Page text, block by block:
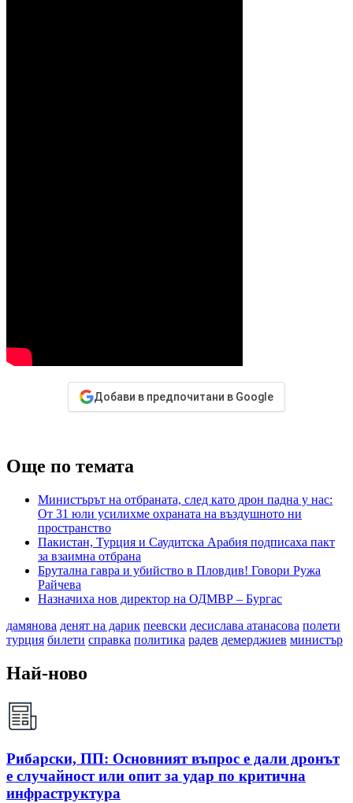
Добави в предпочитани в Google
Още по темата
Министърът на отбраната, след като дрон падна у нас:
От 31 юли усилихме охраната на въздушното ни
пространство
Пакистан, Турция и Саудитска Арабия подписаха пакт
за взаимна отбрана
Брутална гавра и убийство в Пловдив! Говори Ружа
Райчева
Назначиха нов директор на ОДМВР – Бургас
дамянова денят на дарик пеевски десислава атанасова полети
турция билети справка политика радев демерджиев министър
Най-ново
Рибарски, ПП: Основният въпрос е дали дронът
е случайност или опит за удар по критична
инфраструктура